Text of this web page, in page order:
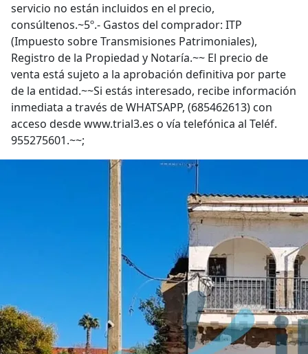
servicio no están incluidos en el precio,
consúltenos.~5º.- Gastos del comprador: ITP
(Impuesto sobre Transmisiones Patrimoniales),
Registro de la Propiedad y Notaría.~~ El precio de
venta está sujeto a la aprobación definitiva por parte
de la entidad.~~Si estás interesado, recibe información
inmediata a través de WHATSAPP, (685462613) con
acceso desde www.trial3.es o vía telefónica al Teléf.
955275601.~~;